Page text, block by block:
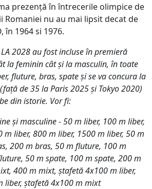
prezență în întrecerile olimpice de
nu au mai lipsit decat de
în 1964 si 1976.
2028 au fost incluse în premieră
la feminin cât și la masculin, în toate
fluture, bras, spate și se va concura la
de 35 la Paris 2025 și Tokyo 2020)
din istorie. Vor fi:
și masculine - 50 m liber, 100 m liber,
m liber, 800 m liber, 1500 m liber, 50 m
200 m bras, 50 m fluture, 100 m
50 m spate, 100 m spate, 200 m
400 m mixt, ștafetă 4x100 m liber,
liber, ștafetă 4x100 m mixt